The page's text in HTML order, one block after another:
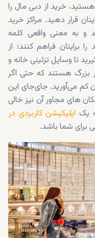
خرید از دبی مال را
قرار دهید. مراکز خرید
و به معنی واقعی کلمه
برایتان فراهم کنند؛ از
تا وسایل تزئینی خانه و
بزرگ هستند که حتی اگر
کم می‌آورید. جای‌جای این
های مجاور آن نیز خالی
یک اپلیکیشن کاربردی در
برای شما باشد.